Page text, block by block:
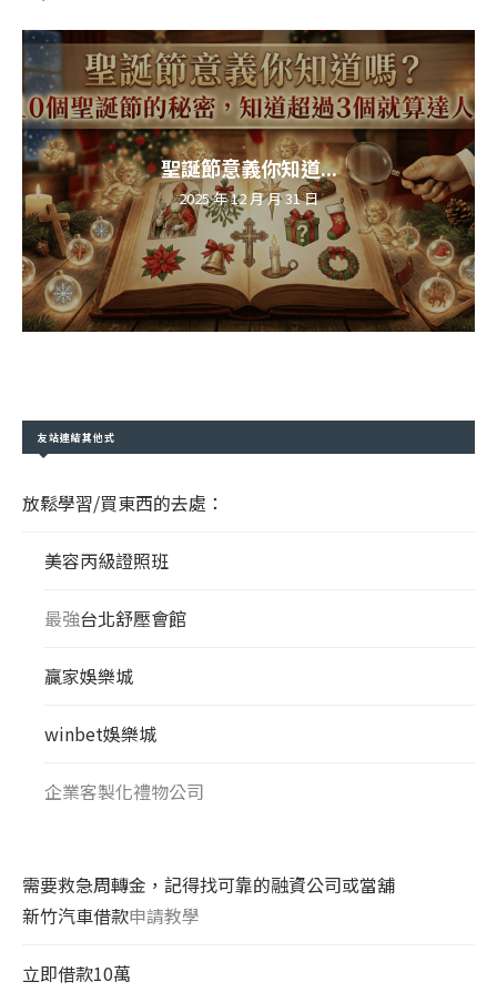
聖誕節意義你知道...
2025 年 12 月 月 31 日
友站連結其他式
放鬆學習/買東西的去處：
美容丙級證照班
最強台北舒壓會館
贏家娛樂城
winbet娛樂城
企業客製化禮物公司
需要救急周轉金，記得找可靠的融資公司或當舖
新竹汽車借款申請教學
立即借款10萬